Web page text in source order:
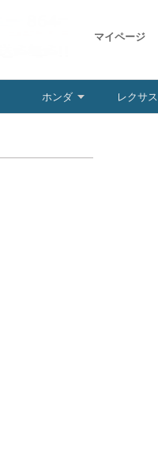
マイページ
ホンダ レクサス